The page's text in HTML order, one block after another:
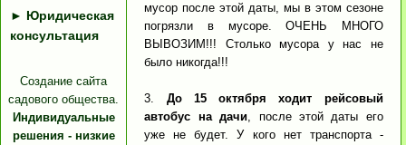
► Юридическая
консультация
Создание сайта
садового общества.
Индивидуальные
решения - низкие
мусор после этой даты, мы в этом сезоне
погрязли в мусоре. ОЧЕНЬ МНОГО
ВЫВОЗИМ!!! Столько мусора у нас не
было никогда!!!
3. До 15 октября ходит рейсовый
автобус на дачи, после этой даты его
уже не будет. У кого нет транспорта -